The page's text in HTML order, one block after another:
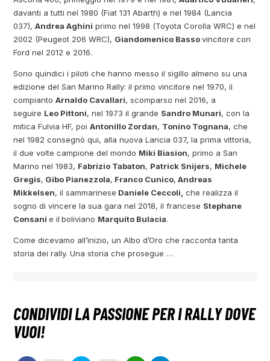
davanti a tutti nel 1980 (Fiat 131 Abarth) e nel 1984 (Lancia
037),Andrea Aghini primo nel 1998 (Toyota Corolla WRC) e nel
2002 (Peugeot 206 WRC), Giandomenico Bassovincitore con
Ford nel 2012 e 2016.
Sono quindici i piloti che hanno messo il sigillo almeno su una
edizione del San Marino Rally: il primo vincitore nel 1970, il
compiantoArnaldo Cavallari, scomparso nel 2016, a
seguire Leo Pittoni, nel 1973 il grande Sandro Munari, con la
mitica Fulvia HF, poiAntonillo Zordan, Tonino Tognana, che
nel 1982 consegnò qui, alla nuova Lancia 037, la prima vittoria,
il due volte campione del mondo Miki Biasion, primo a San
Marino nel 1983, Fabrizio Tabaton, Patrick Snijers, Michele
Gregis, Gibo Pianezzola, Franco Cunico, Andreas
Mikkelsen, il sammarinese Daniele Ceccoli, che realizza il
sogno di vincere la sua gara nel 2018, il francese Stephane
Consanie il boliviano Marquito Bulacia.
Come dicevamo all’inizio, un Albo d’Oro che racconta tanta
storia dei rally. Una storia che prosegue …